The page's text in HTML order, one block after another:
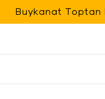
Buykanat Toptan